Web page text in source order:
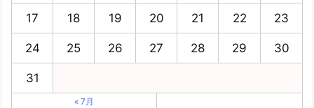
17 18 19 20 21 22 23
24 25 26 27 28 29 30
31
« 7月